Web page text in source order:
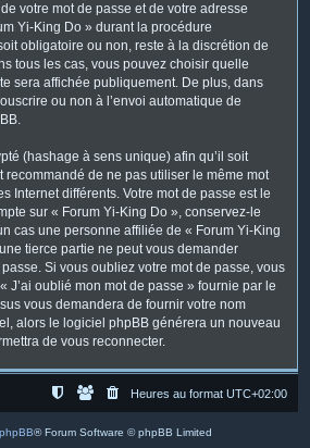
votre mot de passe et de votre adresse
Yi-King Do » durant la procédure
obligatoire ou non, reste à la discrétion de
tous les cas, vous pouvez choisir quelle
sera affichée publiquement. De plus, dans
ou non à l’envoi automatique de
(hashage à sens unique) afin qu’il soit
recommandé de ne pas utiliser le même mot
Internet différents. Votre mot de passe est le
sur « Forum Yi-King Do », conservez-le
cas une personne affiliée de « Forum Yi-King
tierce partie ne peut vous demander
Si vous oubliez votre mot de passe, vous
J’ai oublié mon mot de passe » fournie par le
vous demandera de fournir votre nom
alors le logiciel phpBB générera un nouveau
de vous reconnecter.
Heures au format UTC+02:00
phpBB® Forum Software © phpBB Limited